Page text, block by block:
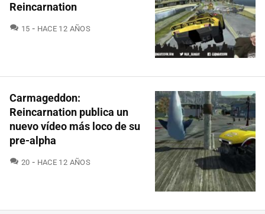
Reincarnation
15 COMENTARIOS
HACE 12 AÑOS
Carmageddon:
Reincarnation publica un
nuevo vídeo más loco de su
pre-alpha
20 COMENTARIOS
HACE 12 AÑOS